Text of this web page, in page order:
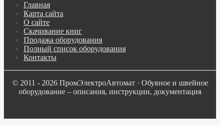
Главная
Карта сайта
О сайте
Скачивание книг
Продажа оборудования
Полный список оборудования
Контакты
© 2011 - 2026 ПромЭлектроАвтомат · Обувное и швейное
оборудование – описания, инструкции, документация